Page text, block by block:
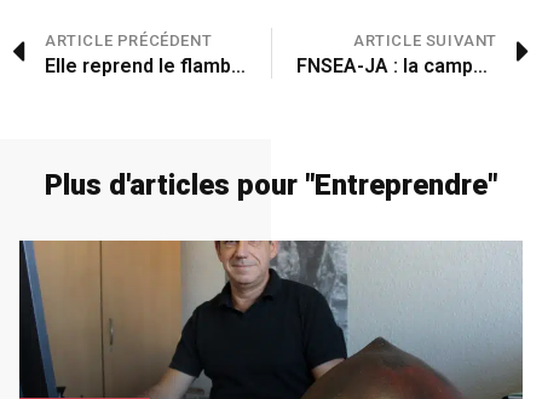
ARTICLE PRÉCÉDENT
Elle reprend le flambeau familial avec fierté
ARTICLE SUIVANT
FNSEA-JA : la campagne est lancée
Plus d'articles pour "Entreprendre"